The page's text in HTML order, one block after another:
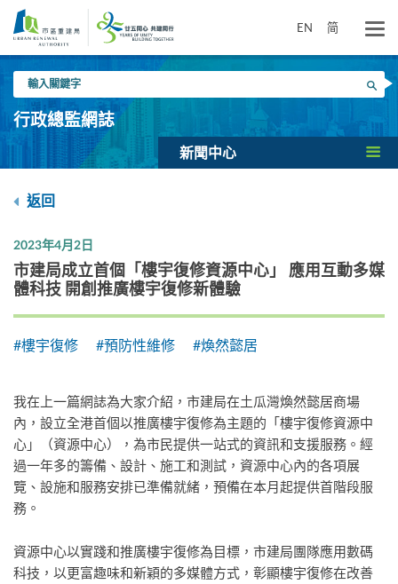
要
EN 简
入
關
鍵
搜尋
行政總監網誌
新聞中心
返回
2023年4月2日
市建局成立首個「樓宇復修資源中心」 應用互動多媒
體科技 開創推廣樓宇復修新體驗
#樓宇復修 #預防性維修 #煥然懿居
我在上一篇網誌為大家介紹，市建局在土瓜灣煥然懿居商場
內，設立全港首個以推廣樓宇復修為主題的「樓宇復修資源中
心」（資源中心），為市民提供一站式的資訊和支援服務。經
過一年多的籌備、設計、施工和測試，資源中心內的各項展
覽、設施和服務安排已準備就緒，預備在本月起提供首階段服
務。
資源中心以實踐和推廣樓宇復修為目標，市建局團隊應用數碼
科技，以更富趣味和新穎的多媒體方式，彰顯樓宇復修在改善